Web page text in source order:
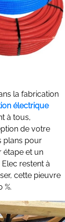
la fabrication
électrique
à tous,
de votre
plans pour
étape et un
restent à
cette pieuvre
%.